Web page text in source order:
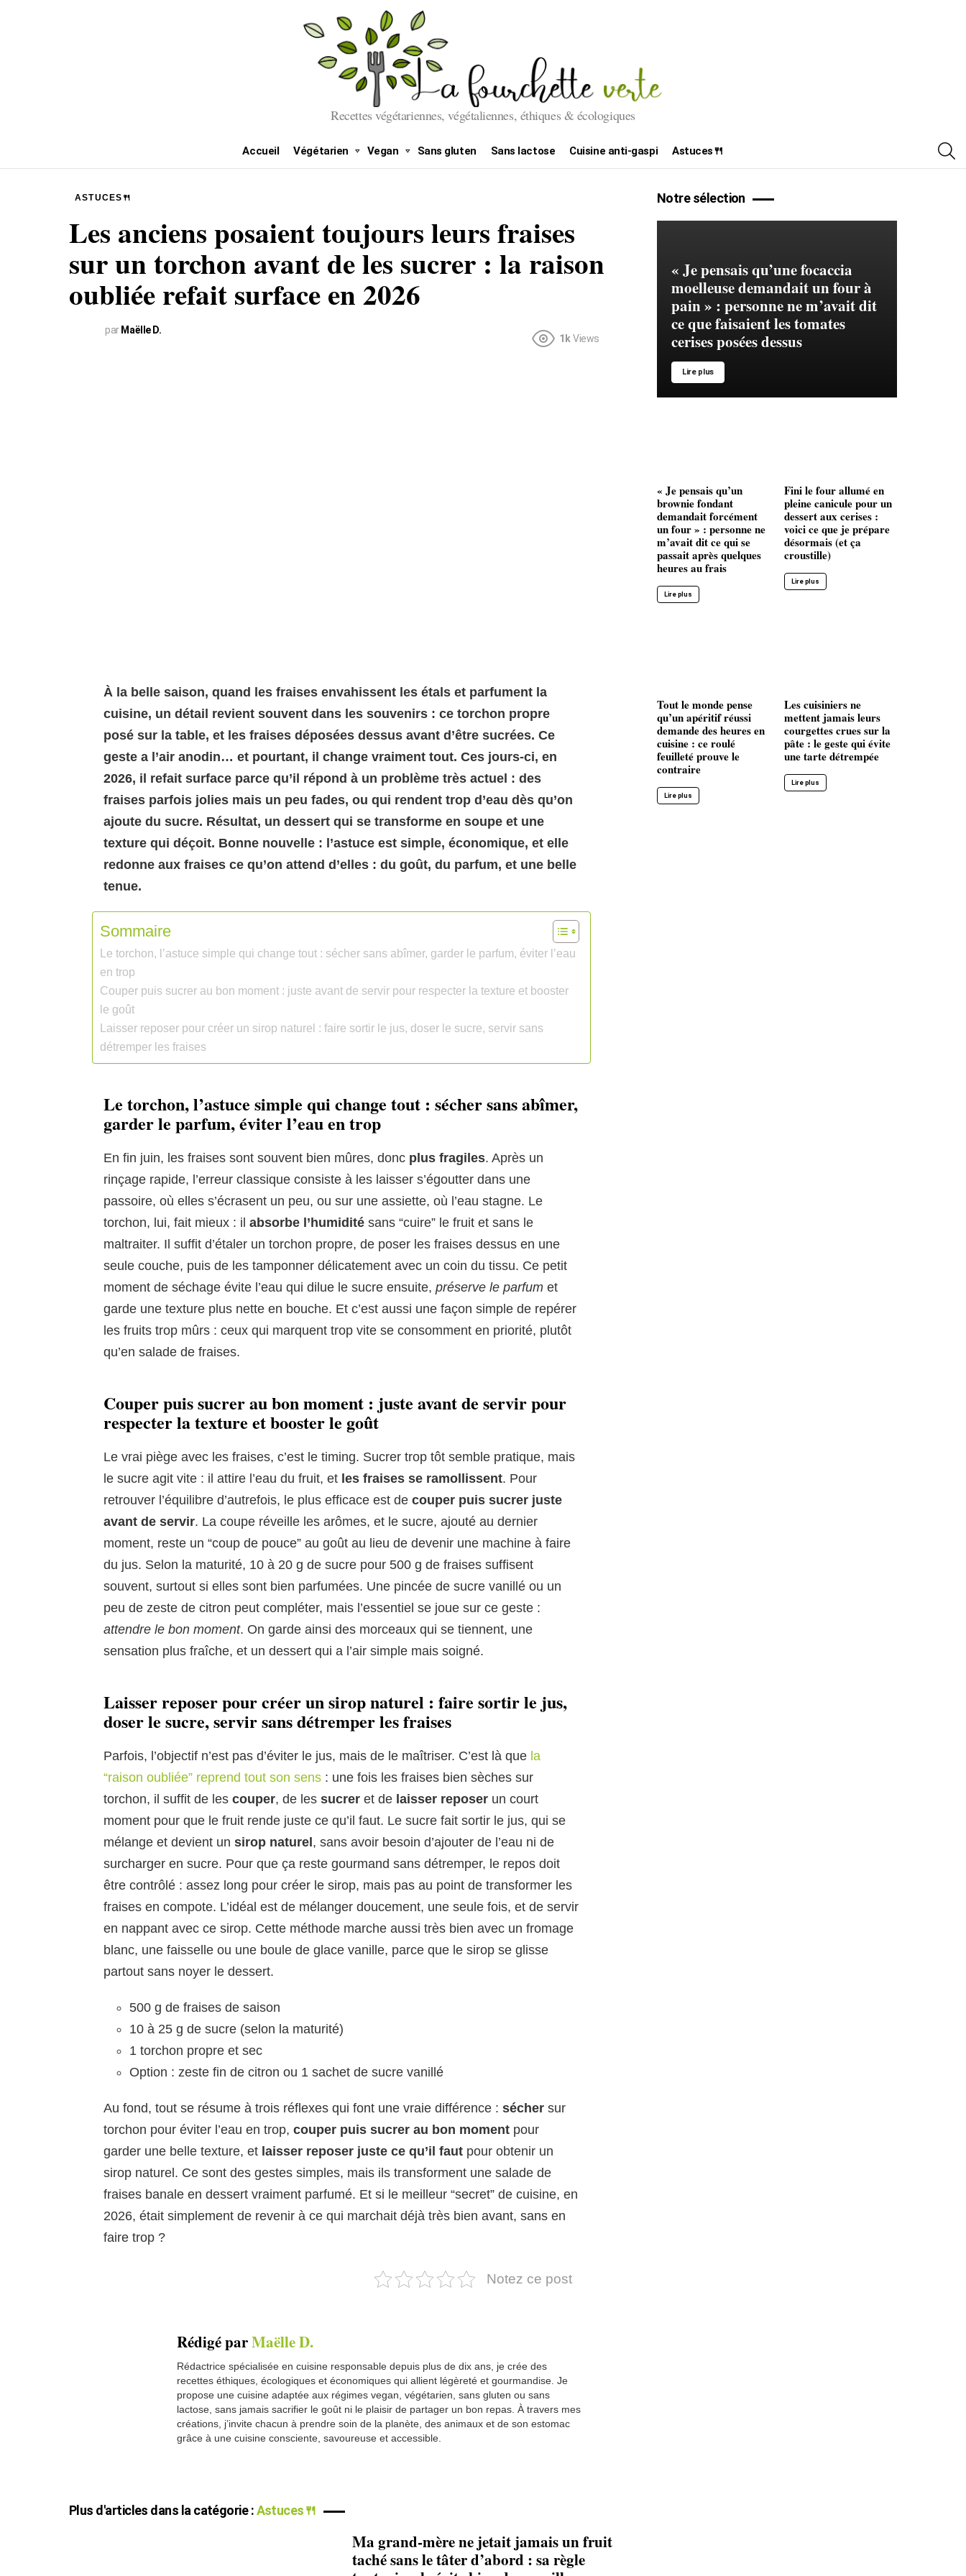
Recettes végétariennes, végétaliennes, éthiques & écologiques
Accueil Végétarien Vegan Sans gluten Sans lactose Cuisine anti-gaspi Astuces🍴
ASTUCES🍴
Les anciens posaient toujours leurs fraises
sur un torchon avant de les sucrer : la raison
oubliée refait surface en 2026
par Maëlle D.
1k Views
À la belle saison, quand les fraises envahissent les étals et parfument la
cuisine, un détail revient souvent dans les souvenirs : ce torchon propre
posé sur la table, et les fraises déposées dessus avant d’être sucrées. Ce
geste a l’air anodin… et pourtant, il change vraiment tout. Ces jours-ci, en
2026, il refait surface parce qu’il répond à un problème très actuel : des
fraises parfois jolies mais un peu fades, ou qui rendent trop d’eau dès qu’on
ajoute du sucre. Résultat, un dessert qui se transforme en soupe et une
texture qui déçoit. Bonne nouvelle : l’astuce est simple, économique, et elle
redonne aux fraises ce qu’on attend d’elles : du goût, du parfum, et une belle
tenue.
Sommaire
Le torchon, l’astuce simple qui change tout : sécher sans abîmer, garder le parfum, éviter l’eau
en trop
Couper puis sucrer au bon moment : juste avant de servir pour respecter la texture et booster
le goût
Laisser reposer pour créer un sirop naturel : faire sortir le jus, doser le sucre, servir sans
détremper les fraises
Le torchon, l’astuce simple qui change tout : sécher sans abîmer,
garder le parfum, éviter l’eau en trop
En fin juin, les fraises sont souvent bien mûres, donc plus fragiles. Après un
rinçage rapide, l’erreur classique consiste à les laisser s’égoutter dans une
passoire, où elles s’écrasent un peu, ou sur une assiette, où l’eau stagne. Le
torchon, lui, fait mieux : il absorbe l’humidité sans “cuire” le fruit et sans le
maltraiter. Il suffit d’étaler un torchon propre, de poser les fraises dessus en une
seule couche, puis de les tamponner délicatement avec un coin du tissu. Ce petit
moment de séchage évite l’eau qui dilue le sucre ensuite, préserve le parfum et
garde une texture plus nette en bouche. Et c’est aussi une façon simple de repérer
les fruits trop mûrs : ceux qui marquent trop vite se consomment en priorité, plutôt
qu’en salade de fraises.
Couper puis sucrer au bon moment : juste avant de servir pour
respecter la texture et booster le goût
Le vrai piège avec les fraises, c’est le timing. Sucrer trop tôt semble pratique, mais
le sucre agit vite : il attire l’eau du fruit, et les fraises se ramollissent. Pour
retrouver l’équilibre d’autrefois, le plus efficace est de couper puis sucrer juste
avant de servir. La coupe réveille les arômes, et le sucre, ajouté au dernier
moment, reste un “coup de pouce” au goût au lieu de devenir une machine à faire
du jus. Selon la maturité, 10 à 20 g de sucre pour 500 g de fraises suffisent
souvent, surtout si elles sont bien parfumées. Une pincée de sucre vanillé ou un
peu de zeste de citron peut compléter, mais l’essentiel se joue sur ce geste :
attendre le bon moment. On garde ainsi des morceaux qui se tiennent, une
sensation plus fraîche, et un dessert qui a l’air simple mais soigné.
Laisser reposer pour créer un sirop naturel : faire sortir le jus,
doser le sucre, servir sans détremper les fraises
Parfois, l’objectif n’est pas d’éviter le jus, mais de le maîtriser. C’est là que la
“raison oubliée” reprend tout son sens : une fois les fraises bien sèches sur
torchon, il suffit de les couper, de les sucrer et de laisser reposer un court
moment pour que le fruit rende juste ce qu’il faut. Le sucre fait sortir le jus, qui se
mélange et devient un sirop naturel , sans avoir besoin d’ajouter de l’eau ni de
surcharger en sucre. Pour que ça reste gourmand sans détremper, le repos doit
être contrôlé : assez long pour créer le sirop, mais pas au point de transformer les
fraises en compote. L’idéal est de mélanger doucement, une seule fois, et de servir
en nappant avec ce sirop. Cette méthode marche aussi très bien avec un fromage
blanc, une faisselle ou une boule de glace vanille, parce que le sirop se glisse
partout sans noyer le dessert.
500 g de fraises de saison
10 à 25 g de sucre (selon la maturité)
1 torchon propre et sec
Option : zeste fin de citron ou 1 sachet de sucre vanillé
Au fond, tout se résume à trois réflexes qui font une vraie différence : sécher sur
torchon pour éviter l’eau en trop, couper puis sucrer au bon moment pour
garder une belle texture, et laisser reposer juste ce qu’il faut pour obtenir un
sirop naturel. Ce sont des gestes simples, mais ils transforment une salade de
fraises banale en dessert vraiment parfumé. Et si le meilleur “secret” de cuisine, en
2026, était simplement de revenir à ce qui marchait déjà très bien avant, sans en
faire trop ?
Notez ce post
Rédigé parMaëlle D.
Rédactrice spécialisée en cuisine responsable depuis plus de dix ans, je crée des
recettes éthiques, écologiques et économiques qui allient légèreté et gourmandise. Je
propose une cuisine adaptée aux régimes vegan, végétarien, sans gluten ou sans
lactose, sans jamais sacrifier le goût ni le plaisir de partager un bon repas. À travers mes
créations, j’invite chacun à prendre soin de la planète, des animaux et de son estomac
grâce à une cuisine consciente, savoureuse et accessible.
Plus d'articles dans la catégorie :Astuces🍴
Ma grand-mère ne jetait jamais un fruit
taché sans le tâter d’abord : sa règle
Notre sélection
« Je pensais qu’une focaccia
moelleuse demandait un four à
pain » : personne ne m’avait dit
ce que faisaient les tomates
cerises posées dessus
Lire plus
« Je pensais qu’un
brownie fondant
demandait forcément
un four » : personne ne
m’avait dit ce qui se
passait après quelques
heures au frais
Lire plus
Fini le four allumé en
pleine canicule pour un
dessert aux cerises :
voici ce que je prépare
désormais (et ça
croustille)
Lire plus
Tout le monde pense
qu’un apéritif réussi
demande des heures en
cuisine : ce roulé
feuilleté prouve le
contraire
Lire plus
Les cuisiniers ne
mettent jamais leurs
courgettes crues sur la
pâte : le geste qui évite
une tarte détrempée
Lire plus